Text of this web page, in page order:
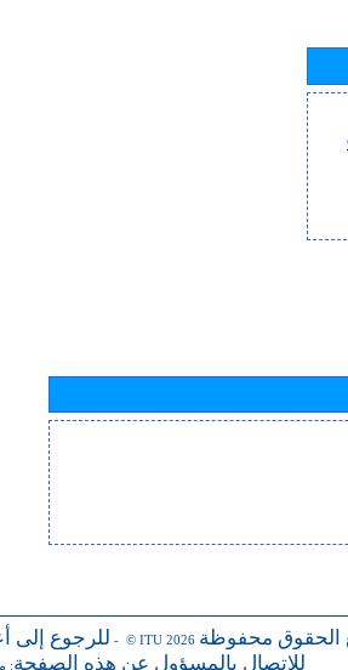
للرجوع إلى - © ITU 2026 الحقوق محفوظة
للاتصال بالمسؤول عن هذه الصفحة: